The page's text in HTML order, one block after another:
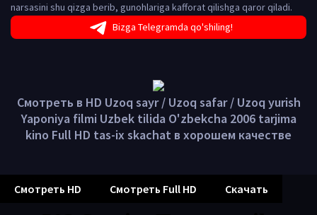
narsasini shu qizga berib, gunohlariga kafforat qilishga qaror qiladi.
Bizga Telegramda qo'shiling!
Смотреть в HD Uzoq sayr / Uzoq safar / Uzoq yurish
Yaponiya filmi Uzbek tilida O'zbekcha 2006 tarjima
kino Full HD tas-ix skachat в хорошем качестве
Смотреть HD Смотреть Full HD Скачать